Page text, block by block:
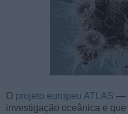
O projeto europeu ATLAS —
investigação oceânica e